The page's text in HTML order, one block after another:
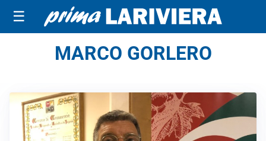
☰
MARCO GORLERO